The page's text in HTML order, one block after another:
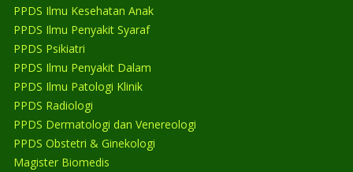
PPDS Ilmu Kesehatan Anak
PPDS Ilmu Penyakit Syaraf
PPDS Psikiatri
PPDS Ilmu Penyakit Dalam
PPDS Ilmu Patologi Klinik
PPDS Radiologi
PPDS Dermatologi dan Venereologi
PPDS Obstetri & Ginekologi
Magister Biomedis